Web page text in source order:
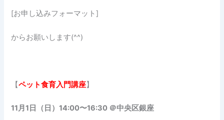
[お申し込みフォーマット]
からお願いします(^^)
【ペット食育入門講座】
11月1日（日）14:00〜16:30 ＠中央区銀座